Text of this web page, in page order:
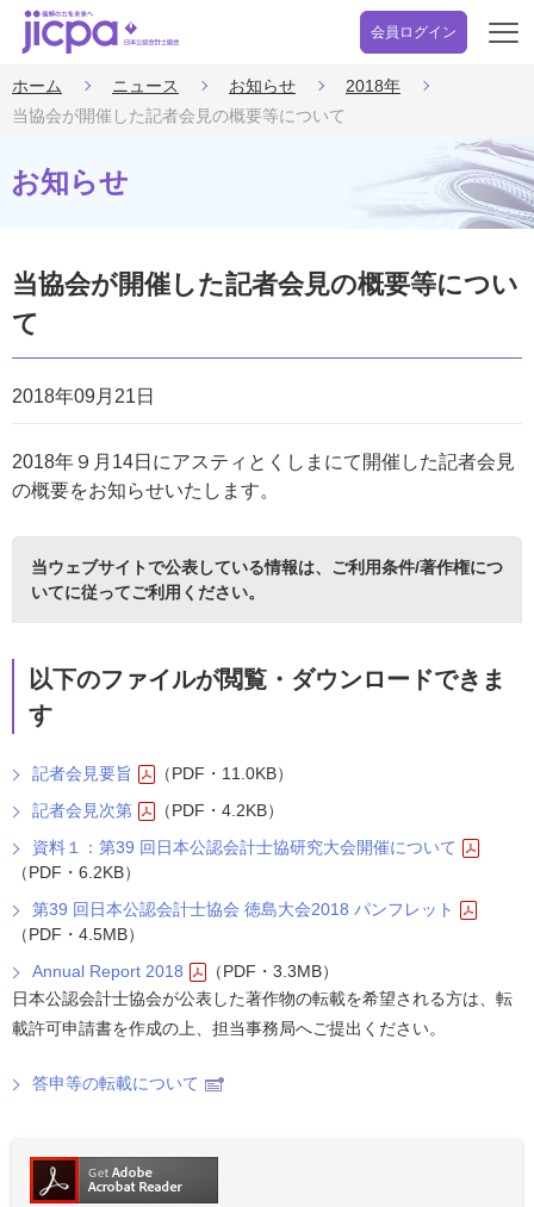
会員ログイン
開
ホーム ニュース お知らせ
2018年
当協会が開催した記者会見の概要等について
お知らせ
当協会が開催した記者会見の概要等につい
て
2018年09月21日
2018年９月14日にアスティとくしまにて開催した記者会見
の概要をお知らせいたします。
当ウェブサイトで公表している情報は、 ご利用条件/著作権につ
いてに従ってご利用ください。
以下のファイルが閲覧・ダウンロードできま
す
記者会見要旨
（PDF・11.0KB）
記者会見次第
（PDF・4.2KB）
資料１：第39 回日本公認会計士協研究大会開催について
（PDF・6.2KB）
第39 回日本公認会計士協会 徳島大会2018 パンフレット
（PDF・4.5MB）
Annual Report 2018
（PDF・3.3MB）
日本公認会計士協会が公表した著作物の転載を希望される方は、転
載許可申請書を作成の上、担当事務局へご提出ください。
答申等の転載について